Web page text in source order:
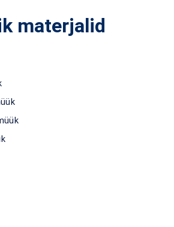
materjalid